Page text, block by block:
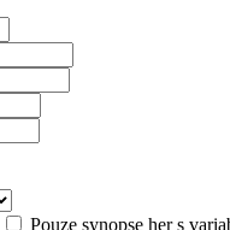
Pouze synopse her s